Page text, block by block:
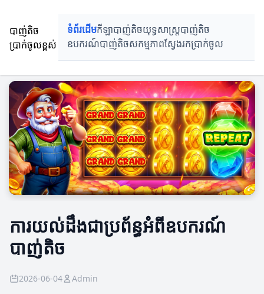
បាញ់តិច
ប្រាក់ចូលខ្ពស់
ទំព័រដើមកីឡាបាញ់តិចយុទ្ធសាស្ត្របាញ់តិច
ឧបករណ៍បាញ់តិចសកម្មភាពស្វែងរកប្រាក់ចូល
ការយល់ដឹងជាប្រព័ន្ធអំពីឧបករណ៍
បាញ់តិច
2026-06-04 Admin